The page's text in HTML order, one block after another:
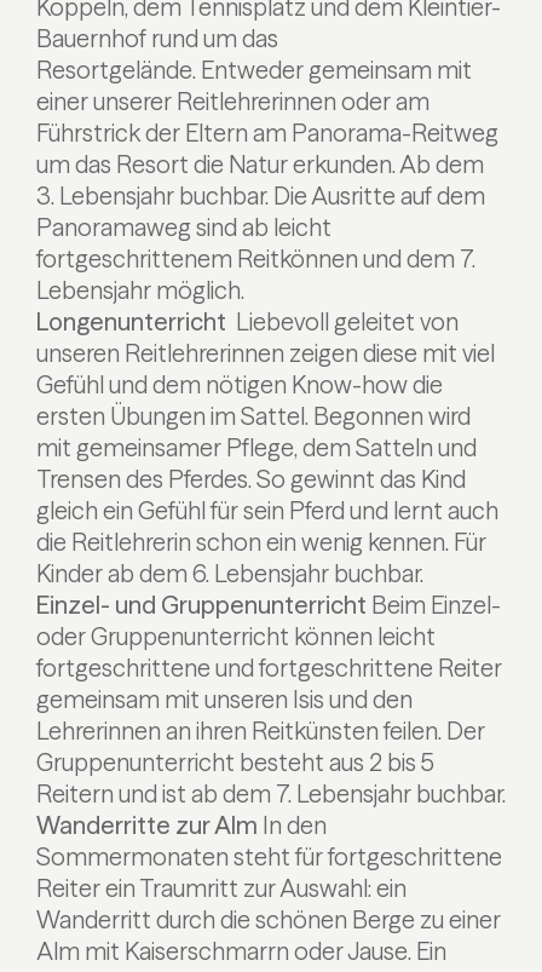
Koppeln, dem Tennisplatz und dem Kleintier-
Bauernhof rund um das
Resortgelände. Entweder gemeinsam mit
einer unserer Reitlehrerinnen oder am
Führstrick der Eltern am Panorama-Reitweg
um das Resort die Natur erkunden. Ab dem
3. Lebensjahr buchbar. Die Ausritte auf dem
Panoramaweg sind ab leicht
fortgeschrittenem Reitkönnen und dem 7.
Lebensjahr möglich.
Longenunterricht Liebevoll geleitet von
unseren Reitlehrerinnen zeigen diese mit viel
Gefühl und dem nötigen Know-how die
ersten Übungen im Sattel. Begonnen wird
mit gemeinsamer Pflege, dem Satteln und
Trensen des Pferdes. So gewinnt das Kind
gleich ein Gefühl für sein Pferd und lernt auch
die Reitlehrerin schon ein wenig kennen. Für
Kinder ab dem 6. Lebensjahr buchbar.
Einzel- und Gruppenunterricht Beim Einzel-
oder Gruppenunterricht können leicht
fortgeschrittene und fortgeschrittene Reiter
gemeinsam mit unseren Isis und den
Lehrerinnen an ihren Reitkünsten feilen. Der
Gruppenunterricht besteht aus 2 bis 5
Reitern und ist ab dem 7. Lebensjahr buchbar.
Wanderritte zur Alm In den
Sommermonaten steht für fortgeschrittene
Reiter ein Traumritt zur Auswahl: ein
Wanderritt durch die schönen Berge zu einer
Alm mit Kaiserschmarrn oder Jause. Ein